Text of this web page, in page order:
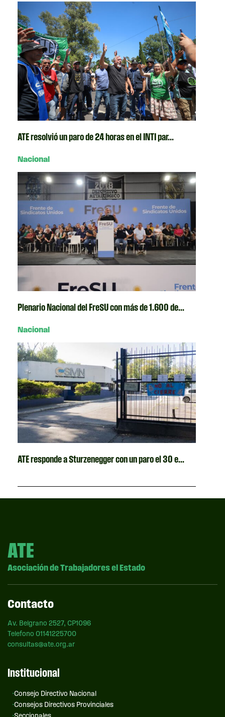
ATE resolvió un paro de 24 horas en el INTI par...
Nacional
Plenario Nacional del FreSU con más de 1.600 de...
Nacional
ATE responde a Sturzenegger con un paro el 30 e...
ATE
Asociación de Trabajadores el Estado
Contacto
Av. Belgrano 2527, CP1096
Telefono 01141225700
consultas@ate.org.ar
Institucional
Consejo Directivo Nacional
Consejos Directivos Provinciales